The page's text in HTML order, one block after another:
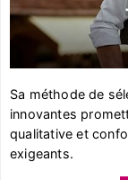
Sa méthode de
innovantes
qualitative et
exigeants.